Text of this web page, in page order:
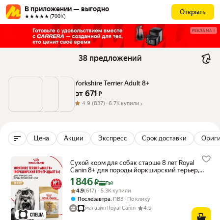
В приложении — выгодно
★★★★★ (700К)
Открыть
РЕКЛАМА
38 предложений
Yorkshire Terrier Adult 8+
от 671 ₽
4.9 (837) · 6.7K купили
Цена Акции Экспресс Срок доставки
Сухой корм для собак старше 8 лет Royal
Canin 8+ для породы йоркширский терьер,
1,5 кг
Цена с картой Яндекс Пэй 1846 ₽ вместо
1 846₽ Пэй
Рейтинг товара: 4.9 из 5
Оценок: (617) · 5.3K купили
4.9(617) · 5.3K купили
Послезавтра, ПВЗ
По клику
магазин Royal Canin
4.9